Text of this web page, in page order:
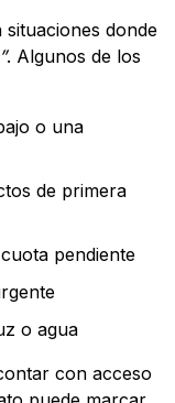
donde
. Algunos de los
o una
de primera
pendiente
o agua
con acceso